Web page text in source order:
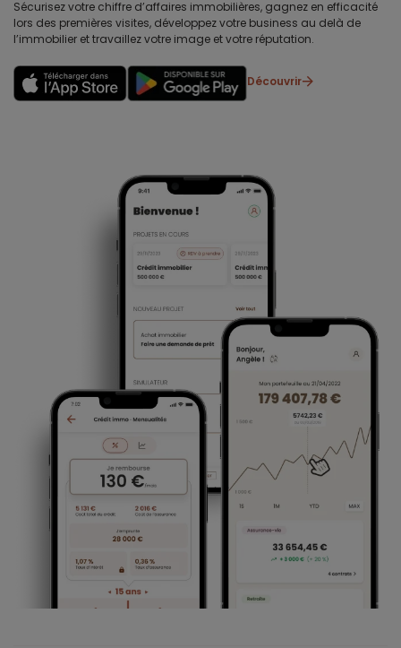
Sécurisez votre chiffre d’affaires immobilières, gagnez en efficacité
lors des premières visites, développez votre business au delà de
l’immobilier et travaillez votre image et votre réputation.
Découvrir